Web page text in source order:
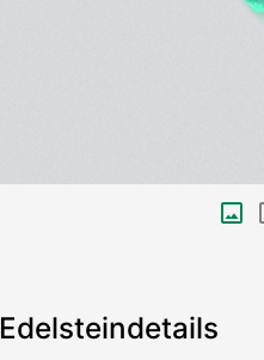
Edelsteindetails